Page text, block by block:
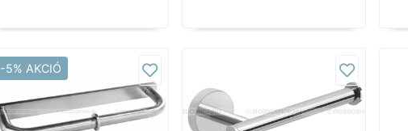
-5% AKCIÓ